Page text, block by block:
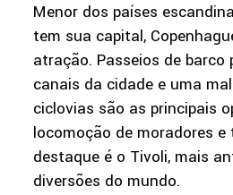
Menor dos países
tem sua capital,
atração. Passeios de barco
canais da cidade e uma
ciclovias são as principais
locomoção de moradores e
destaque é o Tivoli, mais
diversões do mundo.